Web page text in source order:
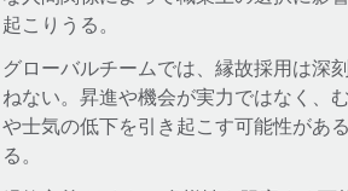
起こりうる。
グローバルチームでは、縁故採用は深
ねない。昇進や機会が実力ではなく、
や士気の低下を引き起こす可能性があ
る。